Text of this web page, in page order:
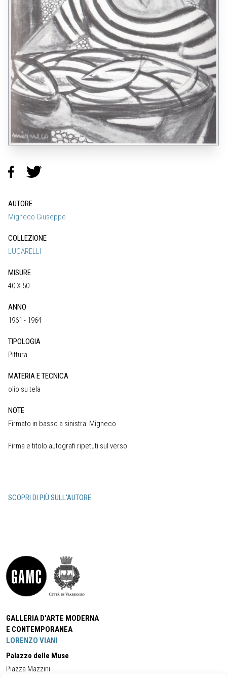
AUTORE
Migneco Giuseppe
COLLEZIONE
LUCARELLI
MISURE
40 X 50
ANNO
1961 - 1964
TIPOLOGIA
Pittura
MATERIA E TECNICA
olio su tela
NOTE
Firmato in basso a sinistra: Migneco
Firma e titolo autografi ripetuti sul verso
SCOPRI DI PIÙ SULL'AUTORE
GALLERIA D'ARTE MODERNA
E CONTEMPORANEA
LORENZO VIANI
Palazzo delle Muse
Piazza Mazzini